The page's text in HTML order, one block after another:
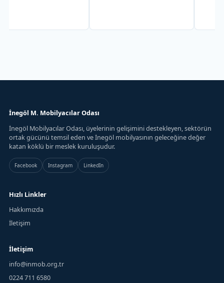
İnegöl M. Mobilyacılar Odası
İnegöl Mobilyacılar Odası, üyelerinin gelişimini destekleyen, sektörün
ortak gücünü temsil eden ve İnegöl mobilyasının geleceğine değer
katan köklü bir meslek kuruluşudur.
Facebook Instagram LinkedIn
Hızlı Linkler
Hakkımızda
İletişim
İletişim
info@inmob.org.tr
0224 711 6580